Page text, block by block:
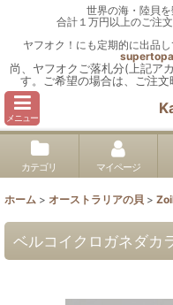
世界の海・陸貝を
合計１万円以上のご注
ヤフオク！にも定期的に出品
尚、ヤフオクご落札分(上記ア
す。ご希望の場合は、ご注文
メニュー
カテゴリ マイページ
ホーム > オーストラリアの貝 >
ベルコイクロガネダカ